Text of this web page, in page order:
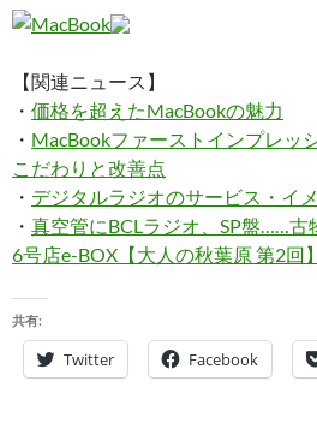
【関連ニュース】
・ 価格を超えたMacBookの魅力
・ MacBookファーストインプレッ
こだわりと改善点
・ デジタルラジオのサービス・イ
・ 真空管にBCLラジオ、SP盤……古
6号店e-BOX【大人の秋葉原 第2回】
共有:
Twitter Facebook